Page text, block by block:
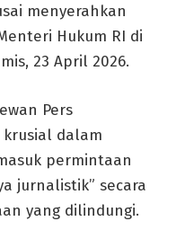
menyerahkan
Hukum RI di
23 April 2026.
Pers
dalam
permintaan
jurnalistik” secara
yang dilindungi.